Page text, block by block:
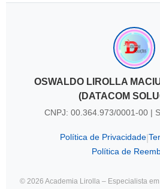
OSWALDO LIROLLA
(DATACOM
CNPJ: 00.364.973/0001-00 |
Política de Privacidade
Política de
© 2026 Academia Lirolla – Especialista